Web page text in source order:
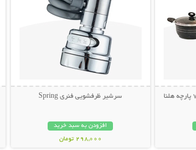
سرشیر ظرفشویی فنری Spring
افزودن به سبد خرید
298,000 تومان